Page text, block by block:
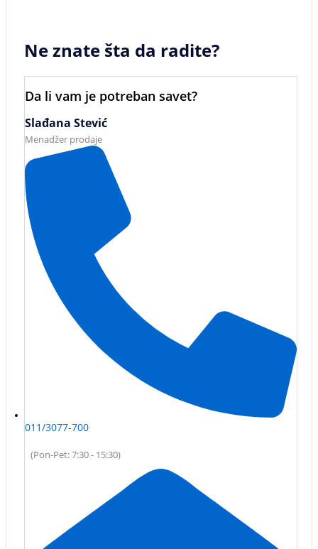
Ne znate šta da radite?
Da li vam je potreban savet?
Slađana Stević
Menadžer prodaje
011/3077-700
(Pon-Pet: 7:30 - 15:30)